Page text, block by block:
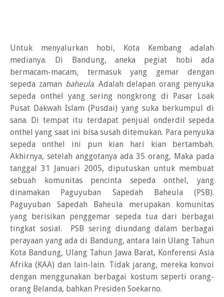
Untuk menyalurkan hobi, Kota Kembang adalah
medianya. Di Bandung, aneka pegiat hobi ada
bermacam-macam, termasuk yang gemar dengan
sepeda zaman baheula. Adalah delapan orang penyuka
sepeda onthel yang sering nongkrong di Pasar Loak
Pusat Dakwah Islam (Pusdai) yang suka berkumpul di
sana. Di tempat itu terdapat penjual onderdil sepeda
onthel yang saat ini bisa susah ditemukan. Para penyuka
sepeda onthel ini pun kian hari kian bertambah.
Akhirnya, setelah anggotanya ada 35 orang, Maka pada
tanggal 31 Januari 2005, diputuskan untuk membuat
sebuah komunitas pencinta sepeda onthel, yang
dinamakan Paguyuban Sapedah Baheula (PSB).
Paguyuban Sapedah Baheula merupakan komunitas
yang berisikan penggemar sepeda tua dari berbagai
tingkat sosial. PSB sering diundang dalam berbagai
perayaan yang ada di Bandung, antara lain Ulang Tahun
Kota Bandung, Ulang Tahun Jawa Barat, Konferensi Asia
Afrika (KAA) dan lain-lain. Tidak jarang, mereka konvoi
dengan menggunakan berbagai kostum seperti orang-
orang Belanda, bahkan Presiden Soekarno.